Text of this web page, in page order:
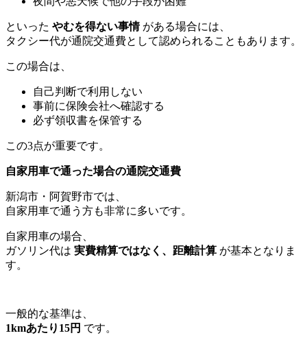
といった やむを得ない事情がある場合には、
タクシー代が通院交通費として認められることもあります。
この場合は、
自己判断で利用しない
事前に保険会社へ確認する
必ず領収書を保管する
この3点が重要です。
自家用車で通った場合の通院交通費
新潟市・阿賀野市では、
自家用車で通う方も非常に多いです。
自家用車の場合、
ガソリン代は 実費精算ではなく、距離計算 が基本となりま
す。
一般的な基準は、
1kmあたり15円 です。